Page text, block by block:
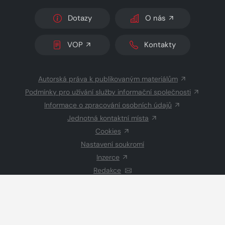
Dotazy O nás
VOP Kontakty
Autorská práva k publikovaným materiálům
Podmínky pro užívání služby informační společnosti
Informace o zpracování osobních údajů
Jednotná kontaktní místa
Cookies
Nastavení soukromí
Inzerce
Redakce